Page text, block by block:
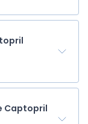
Captopril